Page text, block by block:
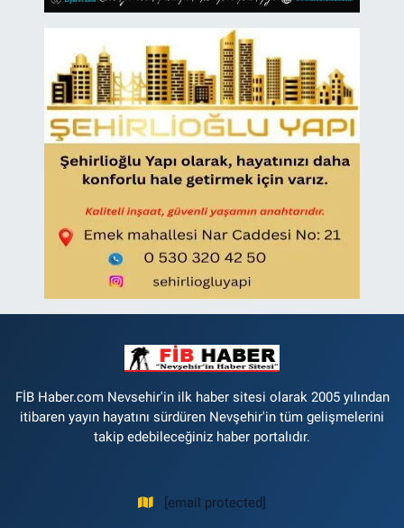
FİB Haber.com Nevsehir'in ilk haber sitesi olarak 2005 yılından
itibaren yayın hayatını sürdüren Nevşehir'in tüm gelişmelerini
takip edebileceğiniz haber portalıdır.
[email protected]